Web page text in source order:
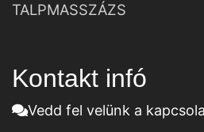
TALPMASSZÁZS
Kontakt infó
Vedd fel velünk a